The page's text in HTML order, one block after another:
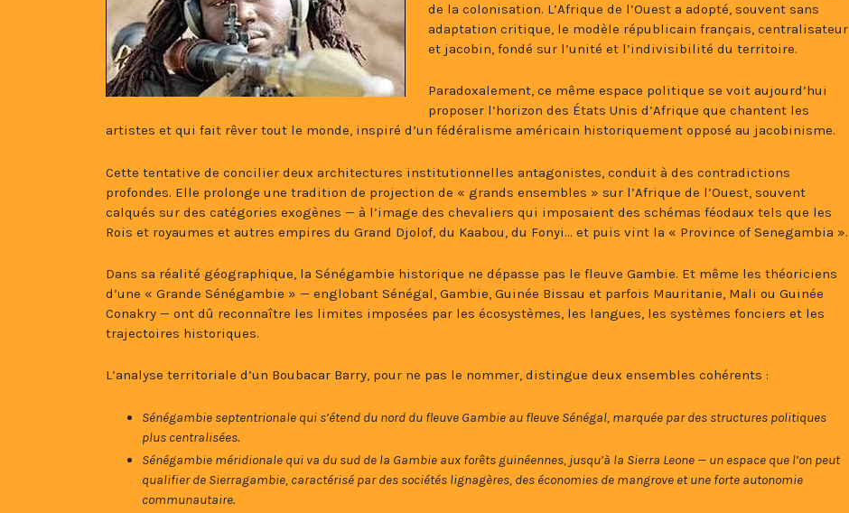
de la colonisation. L’Afrique de l’Ouest a adopté, souvent sans
adaptation critique, le modèle républicain français, centralisateur
et jacobin, fondé sur l’unité et l’indivisibilité du territoire.
Paradoxalement, ce même espace politique se voit aujourd’hui
proposer l’horizon des États Unis d’Afrique que chantent les
artistes et qui fait rêver tout le monde, inspiré d’un fédéralisme américain historiquement opposé au jacobinisme.
Cette tentative de concilier deux architectures institutionnelles antagonistes, conduit à des contradictions
profondes. Elle prolonge une tradition de projection de « grands ensembles » sur l’Afrique de l’Ouest, souvent
calqués sur des catégories exogènes — à l’image des chevaliers qui imposaient des schémas féodaux tels que les
Rois et royaumes et autres empires du Grand Djolof, du Kaabou, du Fonyi… et puis vint la « Province of Senegambia ».
Dans sa réalité géographique, la Sénégambie historique ne dépasse pas le fleuve Gambie. Et même les théoriciens
d’une « Grande Sénégambie » — englobant Sénégal, Gambie, Guinée Bissau et parfois Mauritanie, Mali ou Guinée
Conakry — ont dû reconnaître les limites imposées par les écosystèmes, les langues, les systèmes fonciers et les
trajectoires historiques.
L’analyse territoriale d’un Boubacar Barry, pour ne pas le nommer, distingue deux ensembles cohérents :
Sénégambie septentrionale qui s’étend du nord du fleuve Gambie au fleuve Sénégal, marquée par des structures politiques
plus centralisées.
Sénégambie méridionale qui va du sud de la Gambie aux forêts guinéennes, jusqu’à la Sierra Leone — un espace que l’on peut
qualifier de Sierragambie, caractérisé par des sociétés lignagères, des économies de mangrove et une forte autonomie
communautaire.